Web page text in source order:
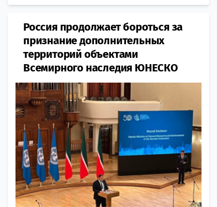
Россия продолжает бороться за
признание дополнительных
территорий объектами
Всемирного наследия ЮНЕСКО